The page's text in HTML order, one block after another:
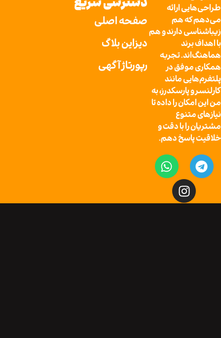
ارائه
که هم
دارند و هم
برند
تجربه
موفق در
مانند
پارسکدرز، به
را داده تا
متنوع
را با دقت و
پاسخ دهم.
صفحه اصلی
دیزاین بلاگ
رپورتاژ آگهی